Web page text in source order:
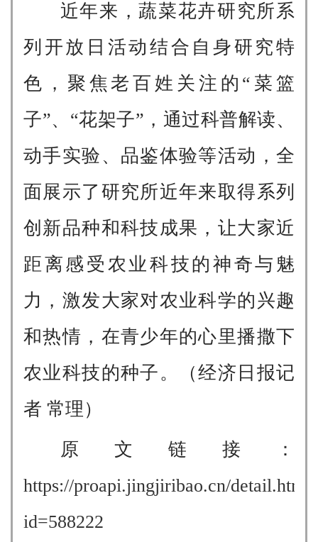
近年来，蔬菜花卉研究所系
列开放日活动结合自身研究特
色，聚焦老百姓关注的“菜篮
子”、“花架子”，通过科普解读、
动手实验、品鉴体验等活动，全
面展示了研究所近年来取得系列
创新品种和科技成果，让大家近
距离感受农业科技的神奇与魅
力，激发大家对农业科学的兴趣
和热情，在青少年的心里播撒下
农业科技的种子。（经济日报记
者 常理）
原文链接：
https://proapi.jingjiribao.cn/detail.html?
id=588222